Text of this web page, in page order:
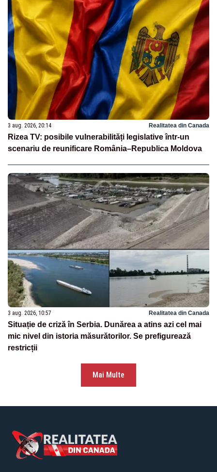
3 aug. 2026, 20:14 Realitatea din Canada
Rizea TV: posibile vulnerabilități legislative într-un
scenariu de reunificare România–Republica Moldova
3 aug. 2026, 10:57 Realitatea din Canada
Situație de criză în Serbia. Dunărea a atins azi cel mai
mic nivel din istoria măsurătorilor. Se prefigurează
restricții
Mai Multe